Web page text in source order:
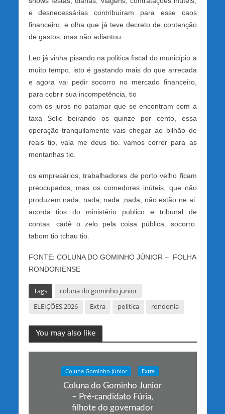
e desnecessárias contribuíram para esse caos
financeiro, e olha que já teve decreto de contenção
de gastos, mas não adiantou.
Leo já vinha pisando na politica fiscal do município a
muito tempo, isto é gastando mais do que arrecada
e agora vai pedir socorro no mercado financeiro,
para cobrir sua incompetência, tio
com os juros no patamar que se encontram com a
taxa Selic beirando os quinze por cento, essa
operação tranquilamente vais chegar ao bilhão de
reais tio, vala me deus tio. vamos correr para as
montanhas tio.
os empresários, trabalhadores de porto velho ficam
preocupados, mas os comedores inúteis, que não
produzem nada, nada, nada ,nada, não estão ne ai.
acorda tios do ministério publico e tribunal de
contas. cadê o zelo pela coisa pública. socorro.
tabom tio tchau tio.
FONTE: COLUNA DO GOMINHO JÚNIOR – FOLHA
RONDONIENSE
Tags
coluna do gominho junior
ELEIÇÕES 2026
Extra politica rondonia
You may also like
Coluna Gominho Júnior Extra
Coluna do Gominho Junior
– Pré-candidato Fúria,
filhote do governador